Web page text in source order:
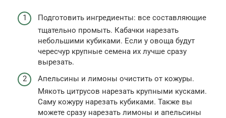
Подготовить ингредиенты: все составляющие
тщательно промыть. Кабачки нарезать
небольшими кубиками. Если у овоща будут
чересчур крупные семена их лучше сразу
вырезать.
Апельсины и лимоны очистить от кожуры.
Мякоть цитрусов нарезать крупными кусками.
Саму кожуру нарезать кубиками. Также вы
можете сразу нарезать лимоны и апельсины